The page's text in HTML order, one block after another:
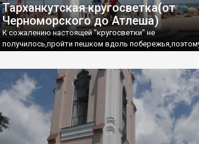
Тарханкутская кругосветка(от
Черноморского до Атлеша)
К сожалению настоящей "кругосветки" не
получилось,пройти пешком вдоль